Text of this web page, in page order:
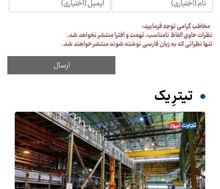
مخاطب گرامی توجه فرمایید:
نظرات حاوی الفاظ نامناسب، تهمت و افترا منتشر نخواهد شد.
تنها نظراتی که به زبان فارسی نوشته شوند منتشر خواهند شد.
تیترِ یک